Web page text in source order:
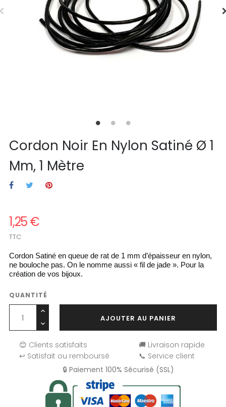
Cordon Noir En Nylon Satiné Ø 1
Mm, 1 Mètre
1,25 €
TTC
Cordon Satiné en queue de rat de 1 mm d’épaisseur en nylon,
ne bouloche pas. On le nomme aussi « fil de jade ». Pour la
création de vos bijoux.
QUANTITÉ
AJOUTER AU PANIER
😊 Clients satisfaits
🚚 Livraison rapide
↩️ Satisfait ou remboursé
📞 Service client
🔒 Paiement 100% Sécurisé (SSL)